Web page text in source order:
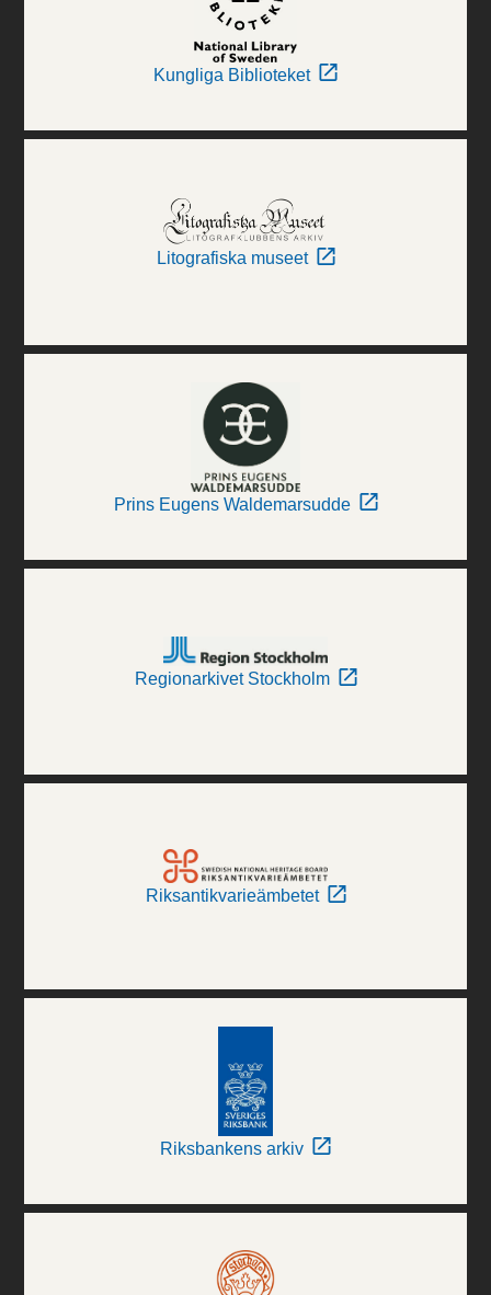
Kungliga Biblioteket
Litografiska museet
Prins Eugens Waldemarsudde
Regionarkivet Stockholm
Riksantikvarieämbetet
Riksbankens arkiv